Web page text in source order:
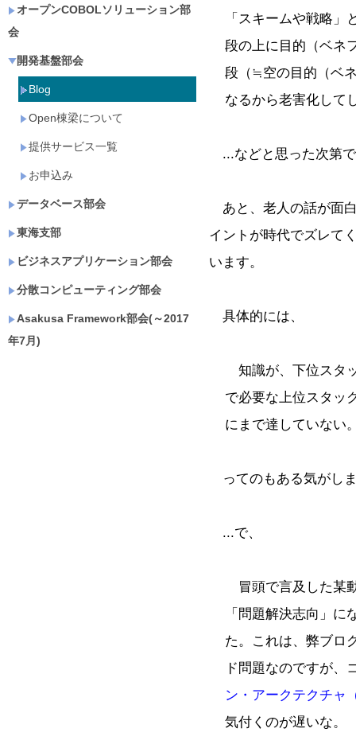
オープンCOBOLソリューション部
会
開発基盤部会
Blog
Open棟梁について
提供サービス一覧
お申込み
データベース部会
東海支部
ビジネスアプリケーション部会
分散コンピューティング部会
Asakusa Framework部会(～2017
年7月)
「スキームや戦略
段の上に目的（ベネ
段（≒空の目的（ベ
なるから老害化して
...などと思った次第
あと、老人の話が面
イントが時代でズレて
います。
具体的には、
知識が、下位スタ
で必要な上位スタッ
にまで達していない
ってのもある気がし
...で、
冒頭で言及した某
「問題解決志向」
た。これは、弊ブロ
ド問題なのですが、
ン・アークテクチャ
気付くのが遅いな。